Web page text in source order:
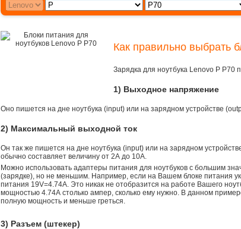
Как правильно выбрать
Зарядка для ноутбука Lenovo P
1) Выходное напряжение
Оно пишется на дне ноутбука (input) или на зарядном устройстве
2) Максимальный выходной ток
Он так же пишется на дне ноутбука (input) или на зарядном
обычно составляет величину от 2А до 10A.
Можно использовать адаптеры питания для ноутбуков с большим
(зарядке), но не меньшим. Например, если на Вашем блоке питания
питания 19V=4.74A. Это никак не отобразится на работе Вашего
мощностью 4.74А столько ампер, сколько ему нужно. В данном
полную мощность и меньше греться.
3) Разъем (штекер)